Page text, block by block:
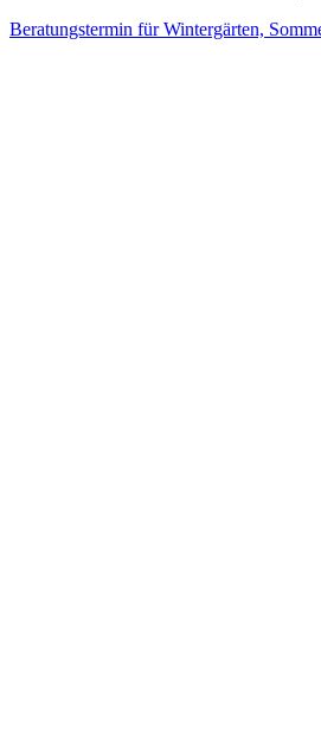
Beratungstermin für Wintergärten,